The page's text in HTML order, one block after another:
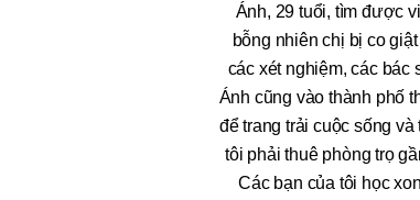
Ánh, 29 tuổi, tìm được
bỗng nhiên chị bị co
các xét nghiệm, các bác
Ánh cũng vào thành phố
để trang trải cuộc sống
tôi phải thuê phòng trọ
Các bạn của tôi học